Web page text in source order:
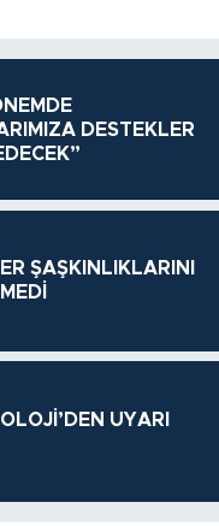
DESTEKLER
ŞAŞKINLIKLARINI
UYARI